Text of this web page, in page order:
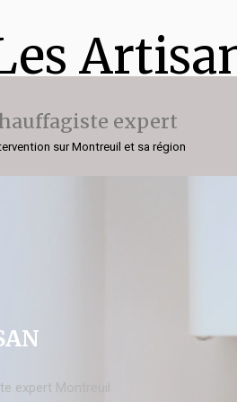
expert
sur Montreuil et sa région
expert Montreuil